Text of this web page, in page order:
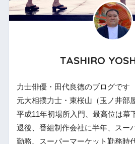
TASHIRO
力士俳優・田代良徳のブログです
元大相撲力士・東桜山（玉ノ井部
平成11年初場所入門、最高位は幕
退後、番組制作会社に半年、スー
勤務。スーパーマーケット勤務時